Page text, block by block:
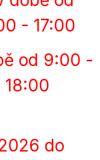
- 17:00
od 9:00 -
18:00
do